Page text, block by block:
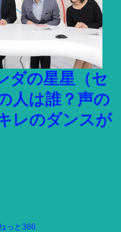
ダの星星（セ
人は誰？声の
レのダンスが
っと366.